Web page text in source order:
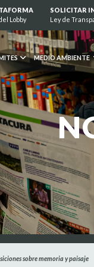
Lobby
SOLICITAR
Ley de
MEDIO AMBIENTE
sobre memoria y paisaje